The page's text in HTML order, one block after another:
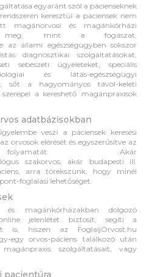
egyaránt szól a pácienseknek
keresztül a páciensek nem
magánorvosi és magánkórházi
meg, mint a fogászat,
az állami egészségügyben sokszor
diagnosztikai szolgáltatásokat,
sebészeti ügyeleteket, speciális
és látás-egészségügyi
sőt a hagyományos távol-keleti
a kereshető magánpraxisok
adatbázisokban
veszi a páciensek keresési
orvosok elérését és egyszerűsítve az
folyamatát. Akár
szakorvos, akár budapesti ill.
arra törekszünk, hogy minél
foglalási lehetőséget.
magánkórházakban dolgozó
jelenlétet biztosít, segíti a
is, hiszen az FoglaljOrvost.hu
egy orvos-páciens találkozó után
szolgáltatásait, vagy
pacientúra